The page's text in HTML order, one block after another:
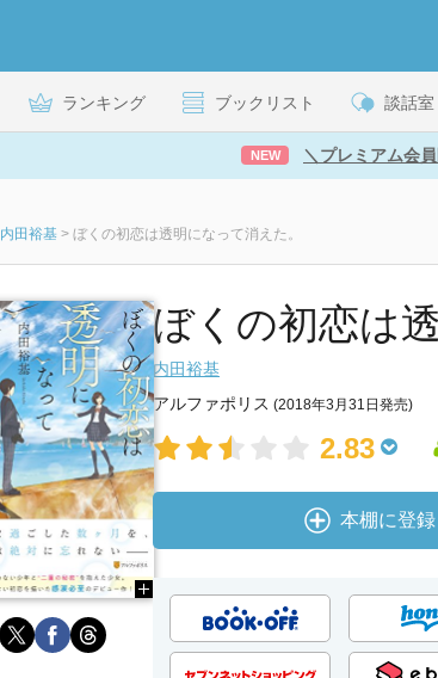
ランキング ブックリスト 談話室
NEW ＼プレミアム会
内田裕基 > ぼくの初恋は透明になって消えた。
ぼくの初恋は
内田裕基
アルファポリス (2018年3月31日発売)
2.83
本棚に登録